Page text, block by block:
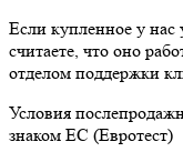
Если купленное у
считаете, что оно
отделом поддержки
Условия
знаком ЕС (Евротест)